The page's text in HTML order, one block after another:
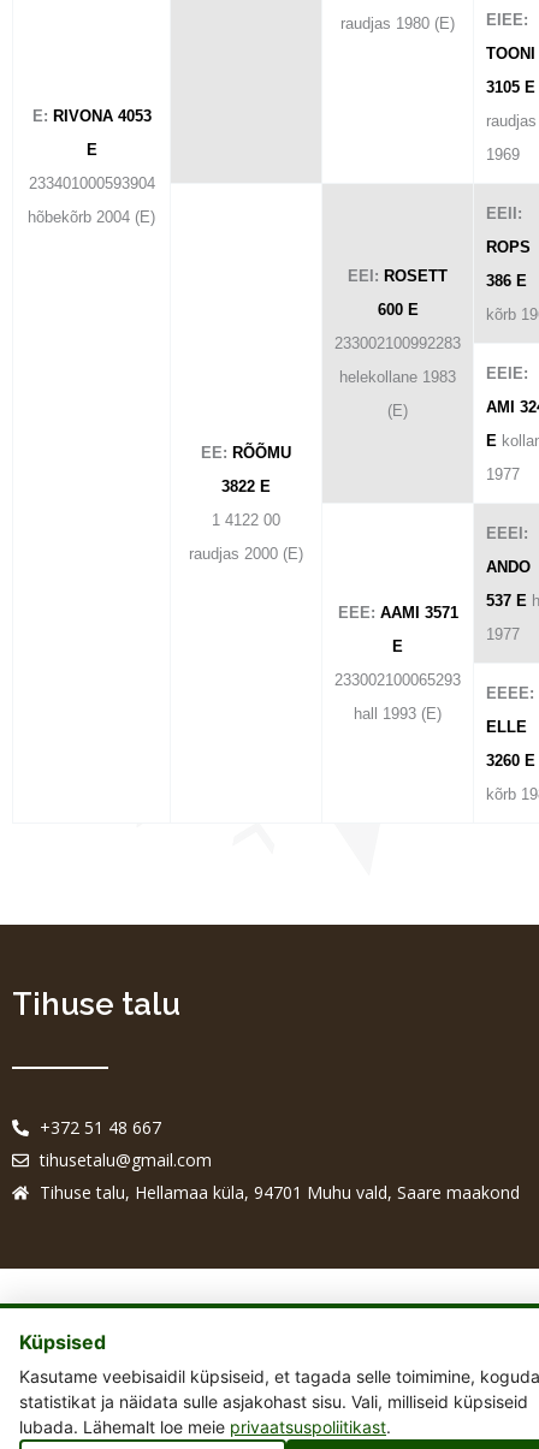
E: RIVONA 4053
E
233401000593904
hõbekõrb 2004 (E)
raudjas 1980 (E)
EIEE:
TOONI
3105 E
raudjas
1969
EE: RÕÕMU
3822 E
1 4122 00
raudjas 2000 (E)
EEI: ROSETT
600 E
233002100992283
helekollane 1983
(E)
EEII:
ROPS
386 E
kõrb
EEIE:
AMI
E
1977
EEE: AAMI 3571
E
233002100065293
hall 1993 (E)
EEEI:
ANDO
537 E
1977
EEEE:
ELLE
3260 E
kõrb
Tihuse talu
+372 51 48 667
tihusetalu@gmail.com
Tihuse talu, Hellamaa küla, 94701 Muhu vald, Saare maakond
Küpsised
Kasutame veebisaidil küpsiseid, et tagada selle toimimine, koguda
statistikat ja näidata sulle asjakohast sisu. Vali, milliseid küpsiseid
lubada. Lähemalt loe meie privaatsuspoliitikast.